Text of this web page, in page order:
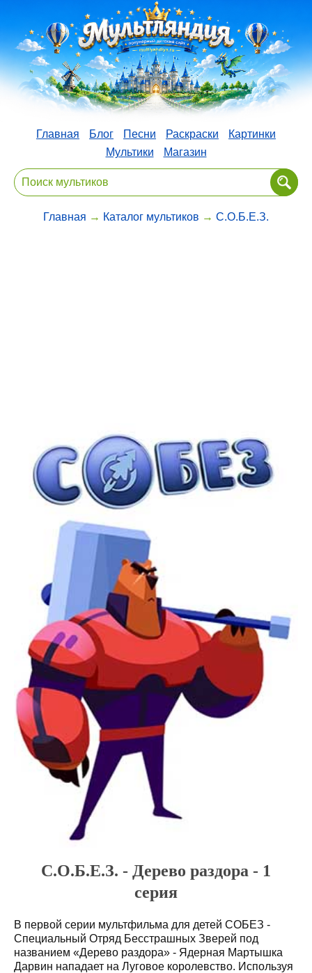
Главная Блог Песни Раскраски
Картинки
Мультики
Магазин
Главная → Каталог мультиков → С.О.Б.Е.З.
С.О.Б.Е.З. - Дерево раздора - 1
серия
В первой серии мультфильма для детей СОБЕЗ -
Специальный Отряд Бесстрашных Зверей под
названием «Дерево раздора» - Ядерная Мартышка
Дарвин нападает на Луговое королевство. Используя